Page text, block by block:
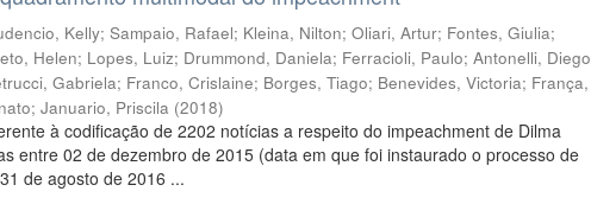
Kelly;Sampaio, Rafael; Kleina, Nilton;Oliari, Artur; Fontes, Giulia;
Helen; Lopes, Luiz; Drummond, Daniela; Ferracioli, Paulo;Antonelli, Diego
Gabriela; Franco, Crislaine; Borges, Tiago; Benevides, Victoria; França,
;Januario, Priscila (2018)
à codificação de 2202 notícias a respeito do impeachment de Dilma
entre 02 de dezembro de 2015 (data em que foi instaurado o processo de
de agosto de 2016 ...